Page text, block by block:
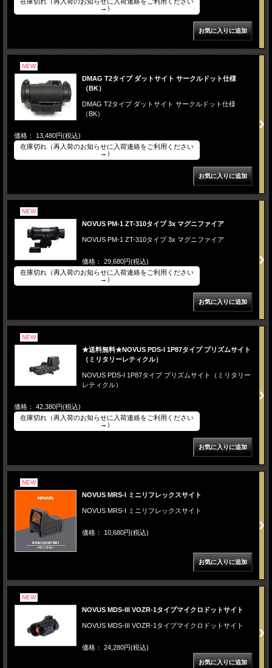
→）
NEW
DMAG T2タイプ ダットサイト サークルドット仕様
（BK）
DMAG T2タイプ ダットサイト サークルドット仕様
（BK）
価格： 13,480円(税込)
在庫切れ（再入荷のお知らせに入荷連絡をご利用ください
→）
NEW
NOVUS PM-1 ZT-310タイプ 3x マグニファイア
NOVUS PM-1 ZT-310タイプ 3x マグニファイア
価格： 29,680円(税込)
在庫切れ（再入荷のお知らせに入荷連絡をご利用ください
→）
NEW
★送料無料★NOVUS PDS-I 1P87タイプ プリズムサイト
（ミリタリーレティクル）
NOVUS PDS-I 1P87タイプ プリズムサイト（ミリタリー
レティクル）
価格： 42,380円(税込)
在庫切れ（再入荷のお知らせに入荷連絡をご利用ください
→）
NEW
NOVUS MRS-I ミニリフレックスサイト
NOVUS MRS-I ミニリフレックスサイト
価格： 10,680円(税込)
NEW
NOVUS MDS-III VOZR-1タイプマイクロドットサイト
NOVUS MDS-III VOZR-1タイプマイクロドットサイト
価格： 24,280円(税込)